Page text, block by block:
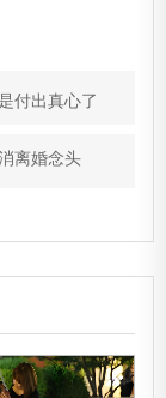
付出真心了
离婚念头